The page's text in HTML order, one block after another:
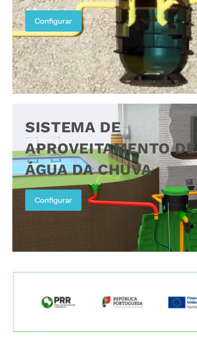
Configurar
SISTEMA DE
APROVEITAMENTO DE
ÁGUA DA CHUVA
Configurar